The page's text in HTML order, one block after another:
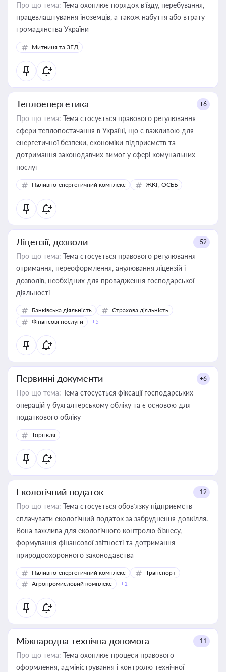
Про що тема: Тема охоплює порядок в’їзду, перебування,
працевлаштування іноземців, а також набуття або втрату
громадянства України
Митниця та ЗЕД
Теплоенергетика +6
Про що тема: Тема стосується правового регулювання
сфери теплопостачання в Україні, що є важливою для
енергетичної безпеки, економіки підприємств та
дотримання законодавчих вимог у сфері комунальних
послуг
Паливно-енергетичний комплекс ЖКГ, ОСББ
Ліцензії, дозволи +52
Про що тема: Тема стосується правового регулювання
отримання, переоформлення, анулювання ліцензій і
дозволів, необхідних для провадження господарської
діяльності
Банківська діяльність
Страхова діяльність
Фінансові послуги
+5
Первинні документи +6
Про що тема: Тема стосується фіксації господарських
операцій у бухгалтерському обліку та є основою для
податкового обліку
Торгівля
Екологічний податок +12
Про що тема: Тема стосується обов’язку підприємств
сплачувати екологічний податок за забруднення довкілля.
Вона важлива для екологічного контролю бізнесу,
формування фінансової звітності та дотримання
природоохоронного законодавства
Паливно-енергетичний комплекс
Транспорт
Агропромисловий комплекс
+1
Міжнародна технічна допомога +11
Про що тема: Тема охоплює процеси правового
оформлення, адміністрування і контролю технічної